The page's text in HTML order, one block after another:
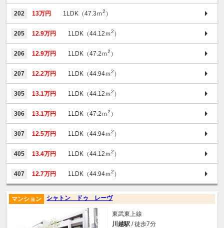
202 13万円 1LDK（47.3ｍ2 ）
205 12.9万円 1LDK（44.12ｍ2 ）
206 12.9万円 1LDK（47.2ｍ2 ）
207 12.2万円 1LDK（44.94ｍ2 ）
305 13.1万円 1LDK（44.12ｍ2 ）
306 13.1万円 1LDK（47.2ｍ2 ）
307 12.5万円 1LDK（44.94ｍ2 ）
405 13.4万円 1LDK（44.12ｍ2 ）
407 12.7万円 1LDK（44.94ｍ2 ）
シャトン ドゥ レーヴ
マンション
東武東上線
川越駅 / 徒歩7分